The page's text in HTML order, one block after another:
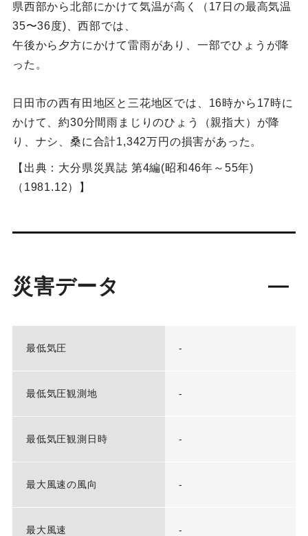
県西部から北部にかけて気温が高く（17日の最高気温
35〜36度)、西部では、
午後から夕方にかけて雷雨があり、一部でひょうが降
った。
日田市の西有田地区と三花地区では、16時から17時に
かけて、約30分間雨まじりのひょう（親指大）が降
り、ナシ、桑に合計1,342万円の損害があった。
【出典：大分県災異誌 第4編(昭和46年～55年)
（1981.12）】
災害データ
最低気圧 -
最低気圧観測地 -
最低気圧観測日時 -
最大風速の風向 -
最大風速 -